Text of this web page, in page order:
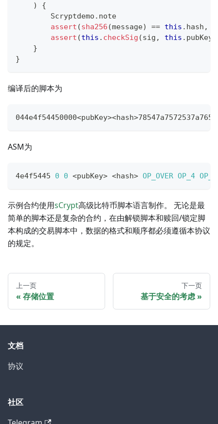
)
{
        Scryptdemo
. note
assert (sha256 (message) == this . hash ,
assert (this . checkSig (sig , this . pubKey
}
}
编译后的脚本为
044e4f54450000<pubKey><hash>
ASM为
4e4f5445 0 0 <pubKey> <hash> OP_OVER OP_4
示例合约使用sCrypt高级比特币脚本语言制作。 无论是最
简单的脚本还是复杂的合约，在由解锁脚本和赎回/锁定脚
本构成的交易脚本中，数据的格式和顺序都必须遵循本协议
的规定。
上一页
存储位置
下一页
基于安全的考虑
文档
协议
社区